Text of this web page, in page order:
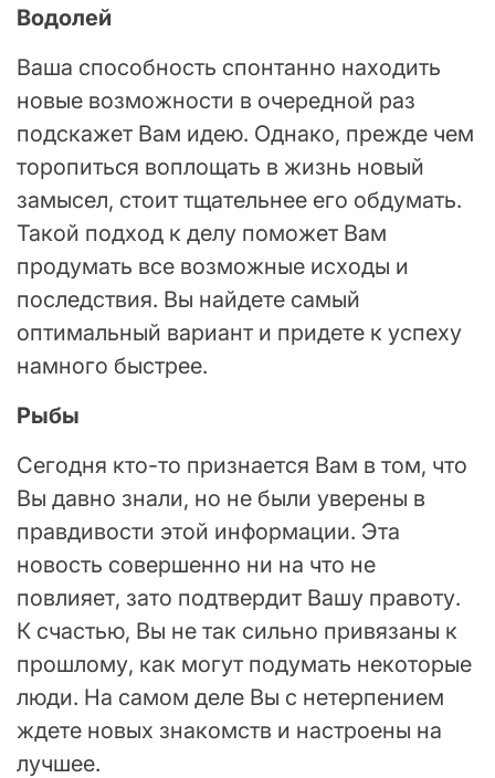
Водолей
Ваша способность спонтанно находить
новые возможности в очередной раз
подскажет Вам идею. Однако, прежде чем
торопиться воплощать в жизнь новый
замысел, стоит тщательнее его обдумать.
Такой подход к делу поможет Вам
продумать все возможные исходы и
последствия. Вы найдете самый
оптимальный вариант и придете к успеху
намного быстрее.
Рыбы
Сегодня кто-то признается Вам в том, что
Вы давно знали, но не были уверены в
правдивости этой информации. Эта
новость совершенно ни на что не
повлияет, зато подтвердит Вашу правоту.
К счастью, Вы не так сильно привязаны к
прошлому, как могут подумать некоторые
люди. На самом деле Вы с нетерпением
ждете новых знакомств и настроены на
лучшее.